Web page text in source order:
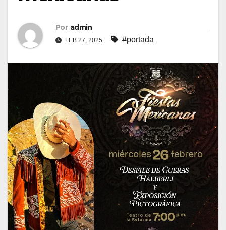
Por admin
FEB 27, 2025 #portada